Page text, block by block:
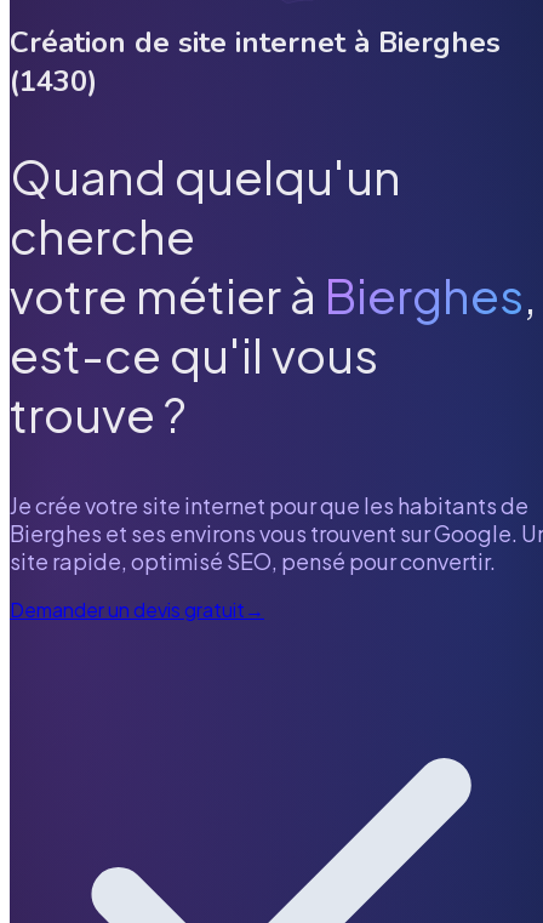
Création de site internet à Bierghes
(1430)
Quand quelqu'un
cherche
votre métier à Bierghes,
est-ce qu'il vous
trouve ?
Je crée votre site internet pour que les habitants de
Bierghes et ses environs vous trouvent sur Google.
site rapide, optimisé SEO, pensé pour convertir.
Demander un devis gratuit→